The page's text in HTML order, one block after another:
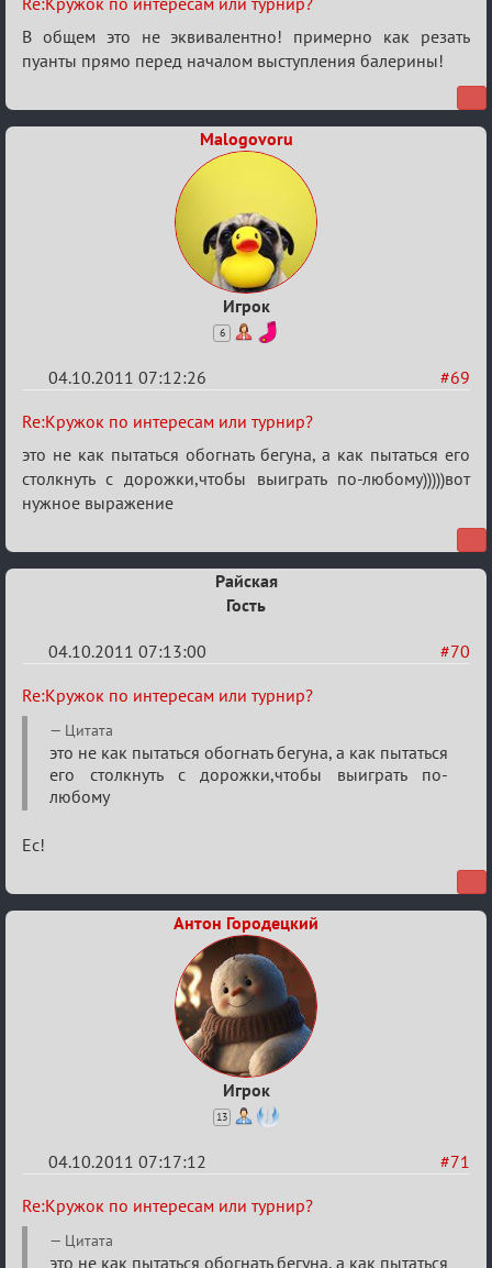
Кружок
по
или
В общем это не эквивалентно! примерно как резать
пуанты прямо перед началом выступления балерины!
Malogovoru
Игрок
6
#69
04.10.2011 07:12:26
Re:
Кружок
по
интересам
турнир?
Re:Кружок по интересам или турнир?
это не как пытаться обогнать бегуна, а как пытаться его
столкнуть с дорожки,чтобы выиграть по-любому)))))вот
нужное выражение
Райская
Гость
#70
04.10.2011 07:13:00
Re:
Кружок
интересам
или
турнир?
Re:Кружок по интересам или турнир?
Цитата
это не как пытаться обогнать бегуна, а как пытаться
его столкнуть с дорожки,чтобы выиграть по-
любому
Ес!
Антон Городецкий
Игрок
13
#71
04.10.2011 07:17:12
Re:
Кружок
Re:Кружок по интересам или турнир?
Цитата
это не как пытаться обогнать бегуна, а как пытаться